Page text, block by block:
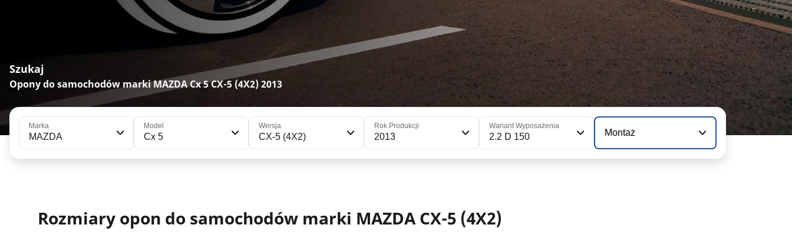
Szukaj
Opony do samochodów marki MAZDA Cx 5 CX-5 (4X2) 2013
Marka
MAZDA
Model
Cx 5
Wersja
CX-5 (4X2)
Rok Produkcji
2013
Wariant Wyposażenia
2.2 D 150 Montaż
Rozmiary opon do samochodów marki MAZDA CX-5 (4X2)